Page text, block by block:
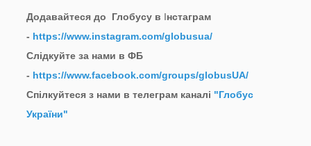
Додавайтеся до Глобусу в Інстаграм
- https://www.instagram.com/globusua/
Слідкуйте за нами в ФБ
- https://www.facebook.com/groups/globusUA/
Спілкуйтеся з нами в телеграм каналі "Глобус
України"